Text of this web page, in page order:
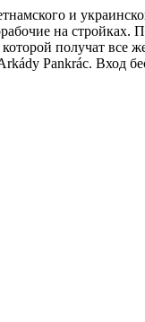
и
на
получат
Pankrác. Вход